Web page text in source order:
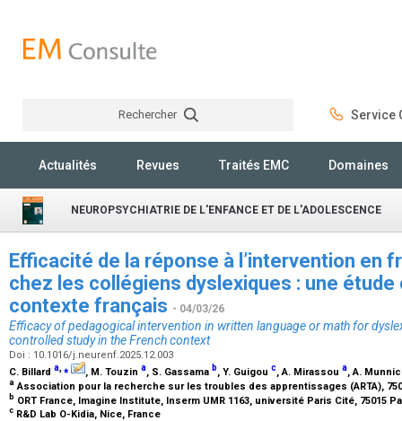
Rechercher Service
Actualités Revues Traités EMC Domaines
NEUROPSYCHIATRIE DE L'ENFANCE ET DE L'ADOLESCENCE
Efficacité de la réponse à l’intervention en
chez les collégiens dyslexiques : une
contexte français - 04/03/26
Efficacy of pedagogical intervention in written language or math for
controlled study in the French context
Doi : 10.1016/j.neurenf.2025.12.003
C. Billard a,⁎ , M. Touzin a, S. Gassama b, Y. Guigou c, A. Mirassou a, A.
a Association pour la recherche sur les troubles des apprentissages (ARTA),
b ORT France, Imagine Institute, Inserm UMR 1163, université Paris Cité, 75015
c R&D Lab O-Kidia, Nice, France